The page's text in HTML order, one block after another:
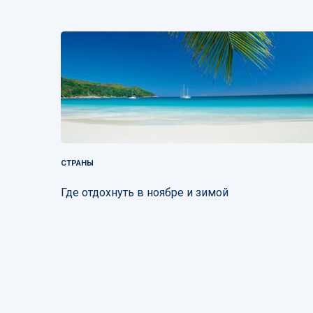
СТРАНЫ
Где отдохнуть в ноябре и зимой